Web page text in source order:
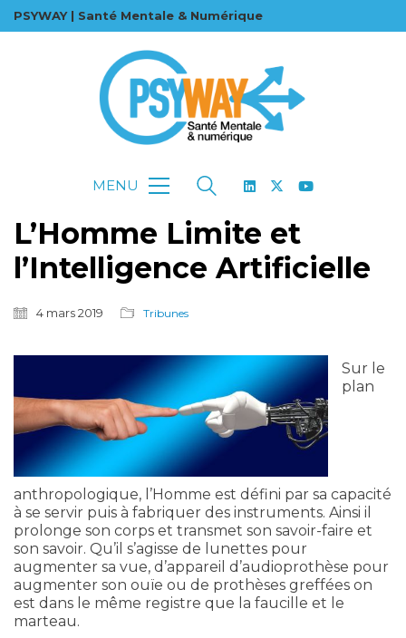
PSYWAY | Santé Mentale & Numérique
MENU
L’Homme Limite et
l’Intelligence Artificielle
4 mars 2019 Tribunes
Sur le
plan
anthropologique, l’Homme est défini par sa capacité
à se servir puis à fabriquer des instruments. Ainsi il
prolonge son corps et transmet son savoir-faire et
son savoir. Qu’il s’agisse de lunettes pour
augmenter sa vue, d’appareil d’audioprothèse pour
augmenter son ouïe ou de prothèses greffées on
est dans le même registre que la faucille et le
marteau.